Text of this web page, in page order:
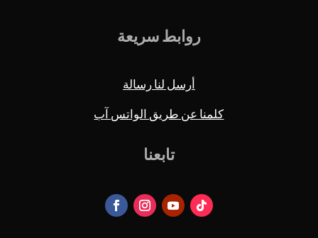
روابط سريعة
أرسل لنا رسالة
كلمنا عن طريق الواتس آب
تابعنا